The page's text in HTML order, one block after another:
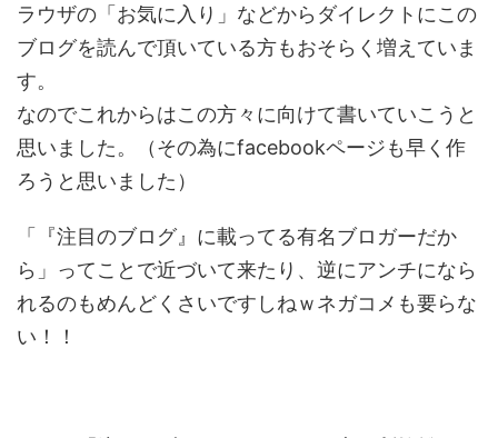
ラウザの「お気に入り」などからダイレクトにこの
ブログを読んで頂いている方もおそらく増えていま
す。
なのでこれからはこの方々に向けて書いていこうと
思いました。（その為にfacebookページも早く作
ろうと思いました）
「『注目のブログ』に載ってる有名ブロガーだか
ら」ってことで近づいて来たり、逆にアンチになら
れるのもめんどくさいですしねｗネガコメも要らな
い！！